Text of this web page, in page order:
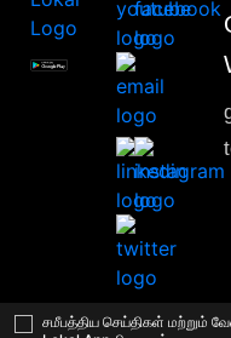
சமீபத்திய செய்திகள் மற்றும்
This material may not be